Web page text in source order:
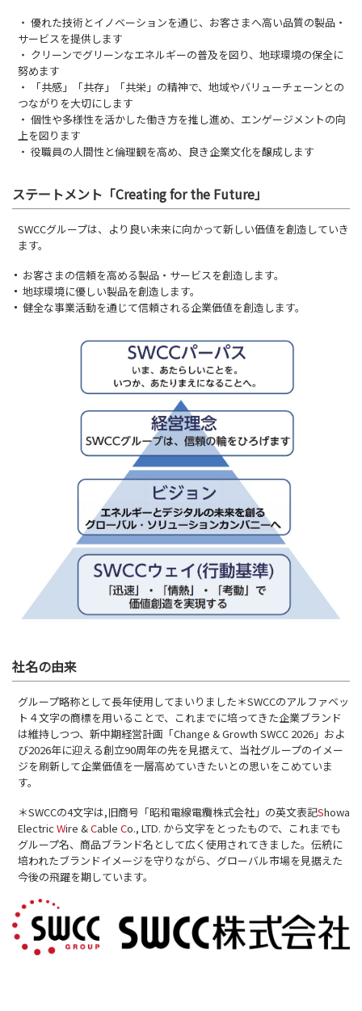
・ 優れた技術とイノベーションを通じ、お客さまへ高い品質の製品・
サービスを提供します
・ クリーンでグリーンなエネルギーの普及を図り、地球環境の保全に
努めます
・ 「共感」「共存」「共栄」の精神で、地域やバリューチェーンとの
つながりを大切にします
・ 個性や多様性を活かした働き方を推し進め、エンゲージメントの向
上を図ります
・ 役職員の人間性と倫理観を高め、良き企業文化を醸成します
ステートメント「Creating for the Future」
SWCCグループは、より良い未来に向かって新しい価値を創造していき
ます。
お客さまの信頼を高める製品・サービスを創造します。
地球環境に優しい製品を創造します。
健全な事業活動を通じて信頼される企業価値を創造します。
社名の由来
グループ略称として長年使用してまいりました＊SWCCのアルファベッ
ト４文字の商標を用いることで、これまでに培ってきた企業ブランド
は維持しつつ、新中期経営計画「Change & Growth SWCC 2026」およ
び2026年に迎える創立90周年の先を見据えて、当社グループのイメー
ジを刷新して企業価値を一層高めていきたいとの思いをこめていま
す。
＊SWCCの4文字は,旧商号「昭和電線電纜株式会社」の英文表記Showa
Electric Wire &Cable Co., LTD. から文字をとったもので、これまでも
グループ名、商品ブランド名として広く使用されてきました。伝統に
培われたブランドイメージを守りながら、グローバル市場を見据えた
今後の飛躍を期しています。